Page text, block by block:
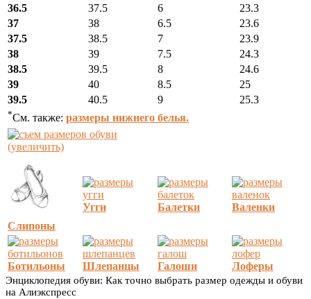
36.5
37.5 6
23.3
37
38 6.5
23.6
37.5
38.5 7
23.9
38
39 7.5
24.3
38.5
39.5 8
24.6
39
40 8.5
25
39.5
40.5 9 25.3
*См. также: размеры нижнего белья.
(увеличить)
Слипоны
Угги Балетки Валенки
Ботильоны Шлепанцы Галоши Лоферы
Энциклопедия обуви: Как точно выбрать размер одежды и обуви
на Алиэкспресс